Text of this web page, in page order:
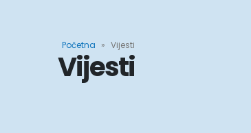
Početna » Vijesti
Vijesti